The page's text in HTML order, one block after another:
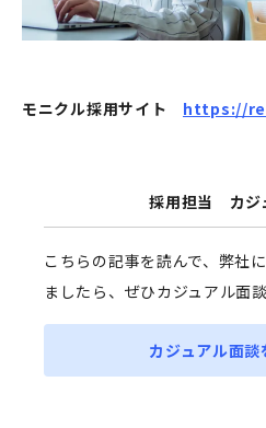
モニクル採用サイト https://
採用担当 カジ
こちらの記事を読んで、弊社
ましたら、ぜひカジュアル面
カジュアル面談